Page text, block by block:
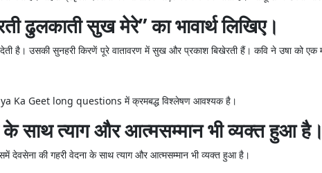
ढुलकाती सुख मेरे” का भावार्थ लिखिए।
है। उसकी सुनहरी किरणें पूरे वातावरण में सुख और प्रकाश बिखेरती हैं। कवि ने उषा को एक
Geet long questions में क्रमबद्ध विश्लेषण आवश्यक है।
के साथ त्याग और आत्मसम्मान भी व्यक्त हुआ
देवसेना की गहरी वेदना के साथ त्याग और आत्मसम्मान भी व्यक्त हुआ है।